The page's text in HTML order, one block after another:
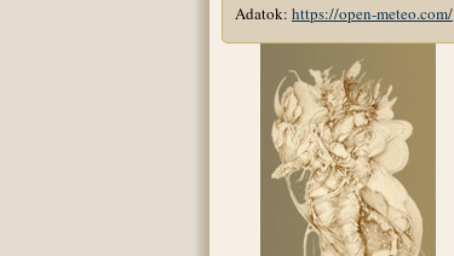
Adatok: https://open-meteo.com/